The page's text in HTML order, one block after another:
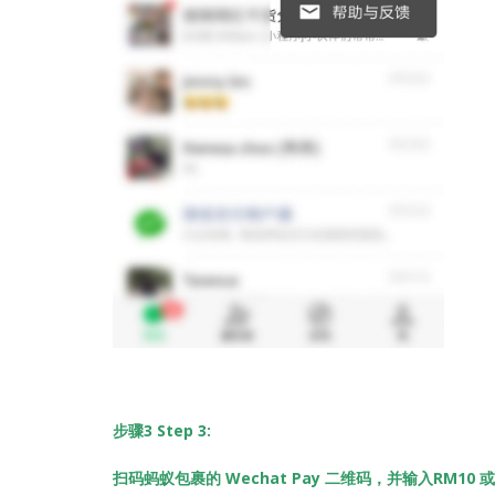
步骤3 Step 3:
扫码蚂蚁包裹的 Wechat Pay 二维码，并输入RM10